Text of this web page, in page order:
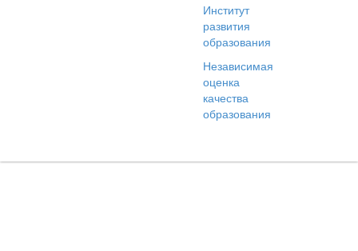
Институт
развития
образования
Независимая
оценка
качества
образования